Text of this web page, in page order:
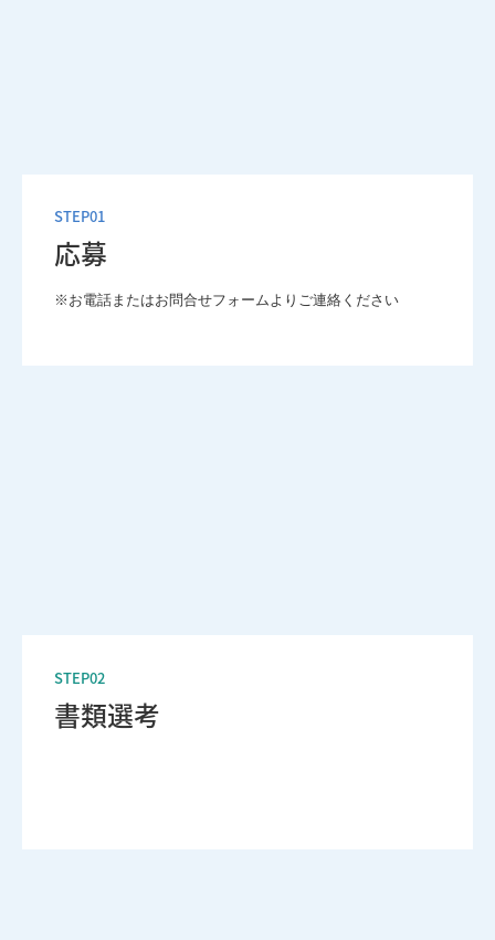
STEP01
応募
※お電話またはお問合せフォームよりご連絡ください
STEP02
書類選考